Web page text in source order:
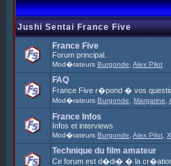
Jushi Sentai France Five
France Five
Forum principal.
Mod�rateurs Burgonde Alex Pilot
FAQ
France Five r�pond � vos
Mod�rateurs Burgonde Margarine
France Infos
Infos et interviews
Mod�rateurs Burgonde Alex Pilot
Technique du film amateur
Ce forum est d�di� � la cr�ation